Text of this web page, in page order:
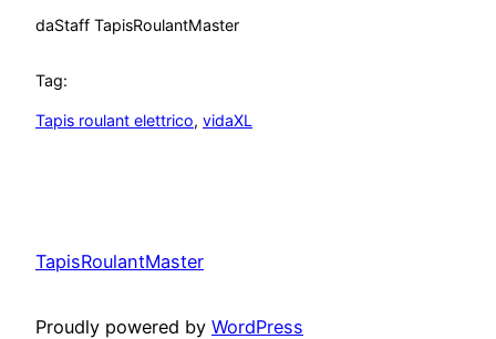
daStaff TapisRoulantMaster
Tag:
Tapis roulant elettrico, vidaXL
TapisRoulantMaster
Proudly powered by WordPress